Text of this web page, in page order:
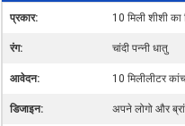
प्रकार: 10 मिली शीशी का
रंग: चांदी पन्नी धातु
आवेदन: 10 मिलीलीटर
डिजाइन: अपने लोगो और